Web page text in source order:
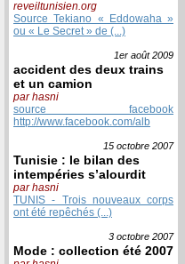
reveiltunisien.org
Source Tekiano « Eddowaha »
ou « Le Secret » de (...)
1er août2009
accident des deux trains
et un camion
par hasni
source facebook
http://www.facebook.com/alb
15 octobre 2007
Tunisie : le bilan des
intempéries s’alourdit
par hasni
TUNIS - Trois nouveaux corps
ont été repêchés (...)
3 octobre 2007
Mode : collection été 2007